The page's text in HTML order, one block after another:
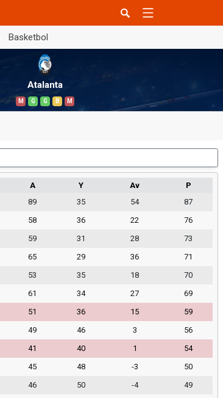
Basketbol
Atalanta
M G G B M
A Y Av
P
89 35 54
87
58 36 22
76
59 31 28
73
65 29 36
71
53 35 18
70
61 34 27
69
51 36 15
59
49 46 3
56
41 40 1
54
45 48 -3
50
46 50 -4
49